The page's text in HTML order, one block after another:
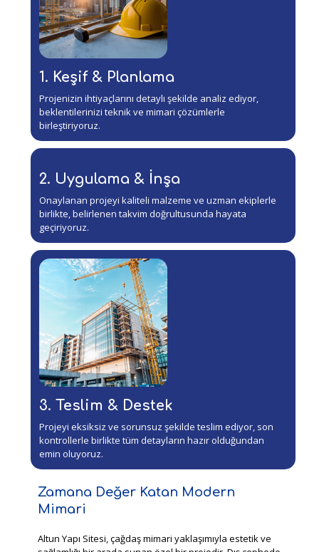
1. Keşif & Planlama
Projenizin ihtiyaçlarını detaylı şekilde analiz ediyor,
beklentilerinizi teknik ve mimari çözümlerle
birleştiriyoruz.
2. Uygulama & İnşa
Onaylanan projeyi kaliteli malzeme ve uzman ekiplerle
birlikte, belirlenen takvim doğrultusunda hayata
geçiriyoruz.
3. Teslim & Destek
Projeyi eksiksiz ve sorunsuz şekilde teslim ediyor, son
kontrollerle birlikte tüm detayların hazır olduğundan
emin oluyoruz.
Zamana Değer Katan Modern
Mimari
Altun Yapı Sitesi, çağdaş mimari yaklaşımıyla estetik ve